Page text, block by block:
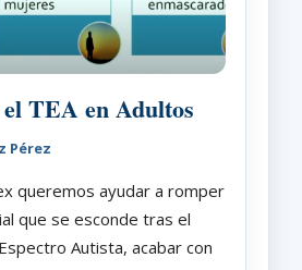
TEA en Adultos
Pérez
queremos ayudar a romper
que se esconde tras el
Autista, acabar con